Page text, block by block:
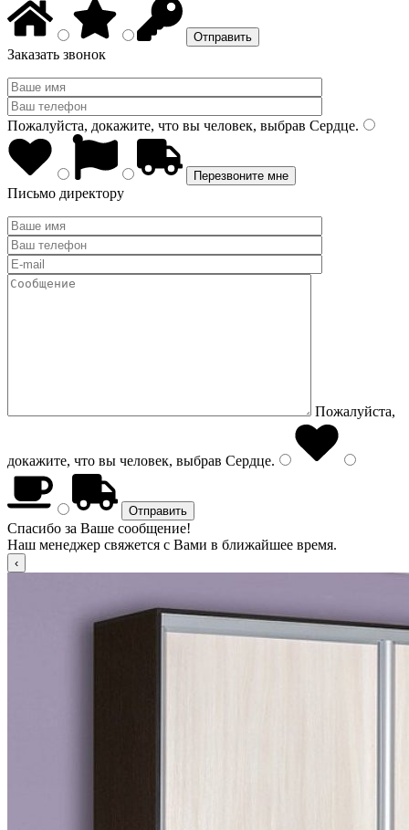
Заказать звонок
Пожалуйста, докажите, что вы человек, выбрав Сердце.
Письмо директору
Пожалуйста,
докажите, что вы человек, выбрав Сердце.
Спасибо за Ваше сообщение!
Наш менеджер свяжется с Вами в ближайшее время.